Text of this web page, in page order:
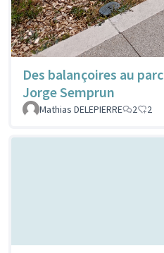
Des balançoires au parc
Jorge Semprun
Mathias DELEPIERRE
2 2